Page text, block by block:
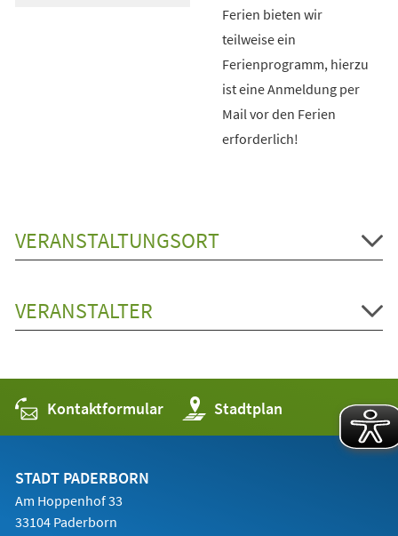
Ferien bieten wir
teilweise ein
Ferienprogramm, hierzu
ist eine Anmeldung per
Mail vor den Ferien
erforderlich!
VERANSTALTUNGSORT
VERANSTALTER
Kontaktformular Stadtplan
(Öffnet
in
einem
STADT PADERBORN
Am Hoppenhof 33
33104 Paderborn